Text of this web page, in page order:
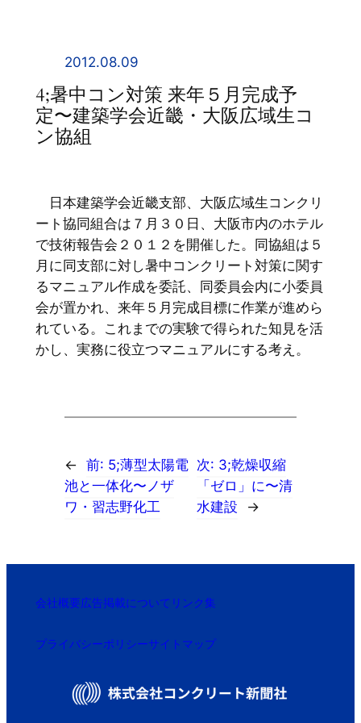
2012.08.09
4;暑中コン対策 来年５月完成予
定〜建築学会近畿・大阪広域生コ
ン協組
日本建築学会近畿支部、大阪広域生コンクリ
ート協同組合は７月３０日、大阪市内のホテル
で技術報告会２０１２を開催した。同協組は５
月に同支部に対し暑中コンクリート対策に関す
るマニュアル作成を委託、同委員会内に小委員
会が置かれ、来年５月完成目標に作業が進めら
れている。これまでの実験で得られた知見を活
かし、実務に役立つマニュアルにする考え。
← 前: 5;薄型太陽電
池と一体化〜ノザ
ワ・習志野化工
次: 3;乾燥収縮
「ゼロ」に〜清
水建設
→
会社概要広告掲載について リンク集
プライバシーポリシーサイトマップ